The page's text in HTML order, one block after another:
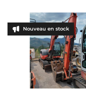
Nouveau en stock